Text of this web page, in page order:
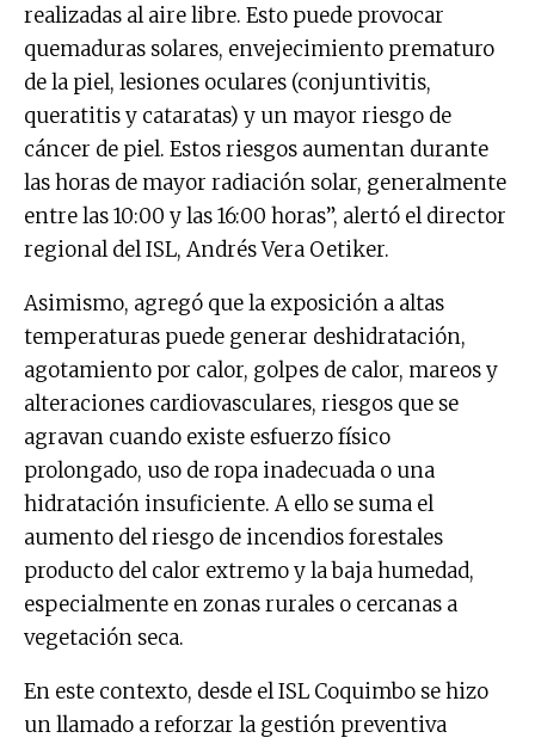
realizadas al aire libre. Esto puede provocar
quemaduras solares, envejecimiento prematuro
de la piel, lesiones oculares (conjuntivitis,
queratitis y cataratas) y un mayor riesgo de
cáncer de piel. Estos riesgos aumentan durante
las horas de mayor radiación solar, generalmente
entre las 10:00 y las 16:00 horas”, alertó el director
regional del ISL, Andrés Vera Oetiker.
Asimismo, agregó que la exposición a altas
temperaturas puede generar deshidratación,
agotamiento por calor, golpes de calor, mareos y
alteraciones cardiovasculares, riesgos que se
agravan cuando existe esfuerzo físico
prolongado, uso de ropa inadecuada o una
hidratación insuficiente. A ello se suma el
aumento del riesgo de incendios forestales
producto del calor extremo y la baja humedad,
especialmente en zonas rurales o cercanas a
vegetación seca.
En este contexto, desde el ISL Coquimbo se hizo
un llamado a reforzar la gestión preventiva